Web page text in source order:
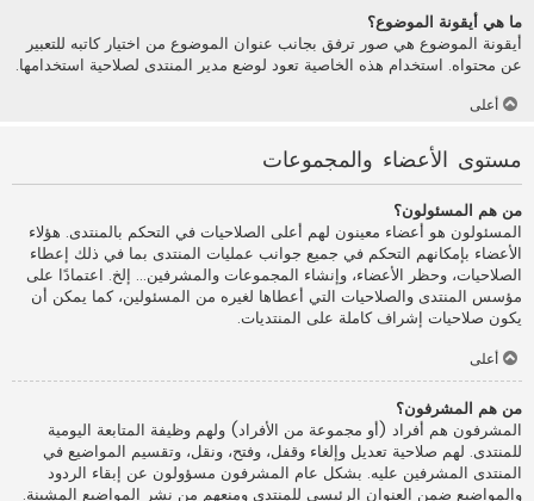
ما هي أيقونة الموضوع؟
أيقونة الموضوع هي صور ترفق بجانب عنوان الموضوع من اختيار كاتبه للتعبير
عن محتواه. استخدام هذه الخاصية تعود لوضع مدير المنتدى لصلاحية استخدامها.
أعلى
مستوى الأعضاء والمجموعات
من هم المسئولون؟
المسئولون هو أعضاء معينون لهم أعلى الصلاحيات في التحكم بالمنتدى. هؤلاء
الأعضاء بإمكانهم التحكم في جميع جوانب عمليات المنتدى بما في ذلك إعطاء
الصلاحيات، وحظر الأعضاء، وإنشاء المجموعات والمشرفين... إلخ. اعتمادًا على
مؤسس المنتدى والصلاحيات التي أعطاها لغيره من المسئولين، كما يمكن أن
يكون صلاحيات إشراف كاملة على المنتديات.
أعلى
من هم المشرفون؟
المشرفون هم أفراد (أو مجموعة من الأفراد) ولهم وظيفة المتابعة اليومية
للمنتدى. لهم صلاحية تعديل وإلغاء وقفل، وفتح، ونقل، وتقسيم المواضيع في
المنتدى المشرفين عليه. بشكل عام المشرفون مسؤولون عن إبقاء الردود
والمواضيع ضمن العنوان الرئيسي للمنتدى ومنعهم من نشر المواضيع المشينة.